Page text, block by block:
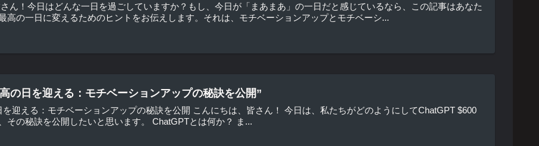
ん！今日はどんな一日を過ごしていますか？もし、今日が「まあまあ」の一日だと感じているなら、この記事はあなた
高の一日に変えるためのヒントをお伝えします。それは、モチベーションアップとモチベーシ...
の日を迎える：モチベーションアップの秘訣を公開”
迎える：モチベーションアップの秘訣を公開 こんにちは、皆さん！ 今日は、私たちがどのようにしてChatGPT $600
その秘訣を公開したいと思います。 ChatGPTとは何か？ ま...